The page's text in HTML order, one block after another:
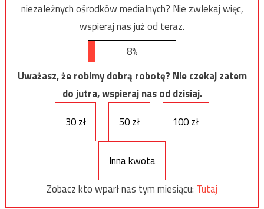
niezależnych ośrodków medialnych? Nie zwlekaj więc,
wspieraj nas już od teraz.
8%
Uważasz, że robimy dobrą robotę? Nie czekaj zatem
do jutra, wspieraj nas od dzisiaj.
30 zł
50 zł 100 zł
Inna kwota
Zobacz kto wparł nas tym miesiącu: Tutaj